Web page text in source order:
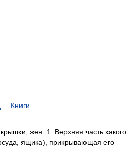
Книги
жен. 1. Верхняя часть какого
ящика), прикрывающая его